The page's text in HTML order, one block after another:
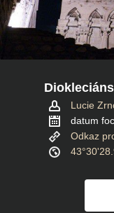
Lucie
datum
Odkaz